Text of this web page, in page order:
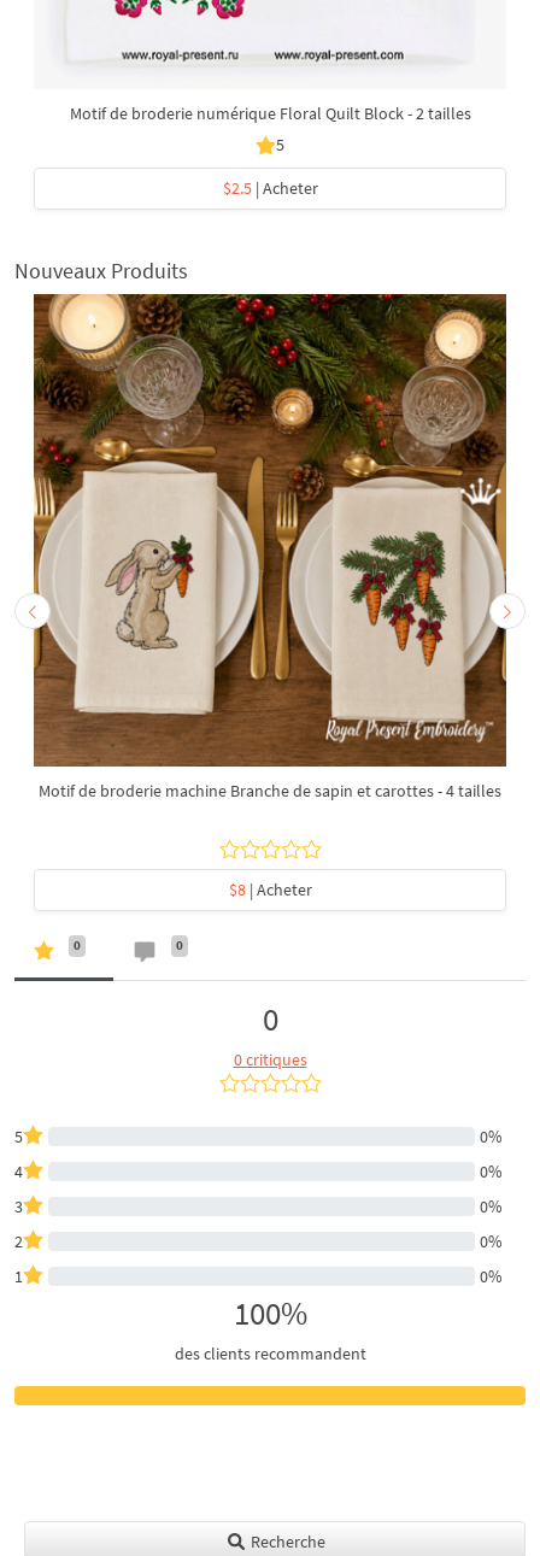
Motif de broderie numérique Floral Quilt Block - 2 tailles
5
$2.5| Acheter
Nouveaux Produits
Motif de broderie machine Branche de sapin et carottes - 4 tailles
$8| Acheter
0 0
0
0 critiques
5
0%
4
0%
3
0%
2
0%
1
0%
100%
des clients recommandent
Recherche